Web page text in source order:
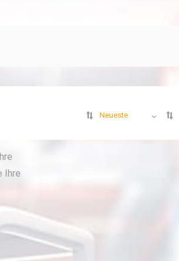
Neueste
Ihre